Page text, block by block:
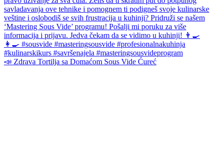
📣 Zdrava Tortilja sa Domaćom Sous Vide Ćureć